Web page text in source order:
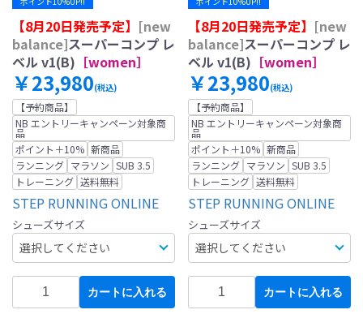
【8月20日発売予定】 [new
balance]スーパーコンプ レ
ベル v1(B) ［women］
￥23,980(税込)
【予約商品】
NB エントリーキャンペーン対象商
品
ポイント＋10% 新商品
ランニング マラソン SUB 3.5
トレーニング 送料無料
STEP RUNNING ONLINE
シューズサイズ
カートに入れる
【8月20日発売予定】 [new
balance]スーパーコンプ レ
ベル v1(B) ［women］
￥23,980(税込)
【予約商品】
NB エントリーキャンペーン対象商
品
ポイント＋10% 新商品
ランニング マラソン SUB 3.5
トレーニング 送料無料
STEP RUNNING ONLINE
シューズサイズ
カートに入れる